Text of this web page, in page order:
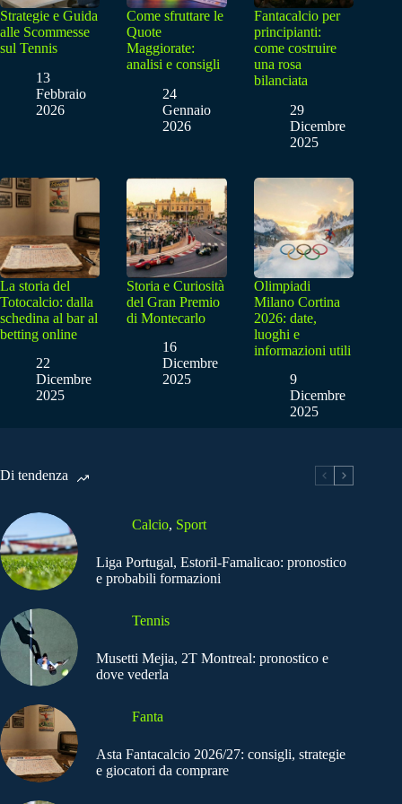
Strategie e Guida
alle Scommesse
sul Tennis
13
Febbraio
2026
Come sfruttare le
Quote
Maggiorate:
analisi e consigli
24
Gennaio
2026
Fantacalcio per
principianti:
come costruire
una rosa
bilanciata
29
Dicembre
2025
La storia del
Totocalcio: dalla
schedina al bar al
betting online
22
Dicembre
2025
Storia e Curiosità
del Gran Premio
di Montecarlo
16
Dicembre
2025
Olimpiadi
Milano Cortina
2026: date,
luoghi e
informazioni utili
9
Dicembre
2025
Di tendenza
Calcio, Sport
Liga Portugal, Estoril-Famalicao: pronostico
e probabili formazioni
Tennis
Musetti Mejia, 2T Montreal: pronostico e
dove vederla
Fanta
Asta Fantacalcio 2026/27: consigli, strategie
e giocatori da comprare